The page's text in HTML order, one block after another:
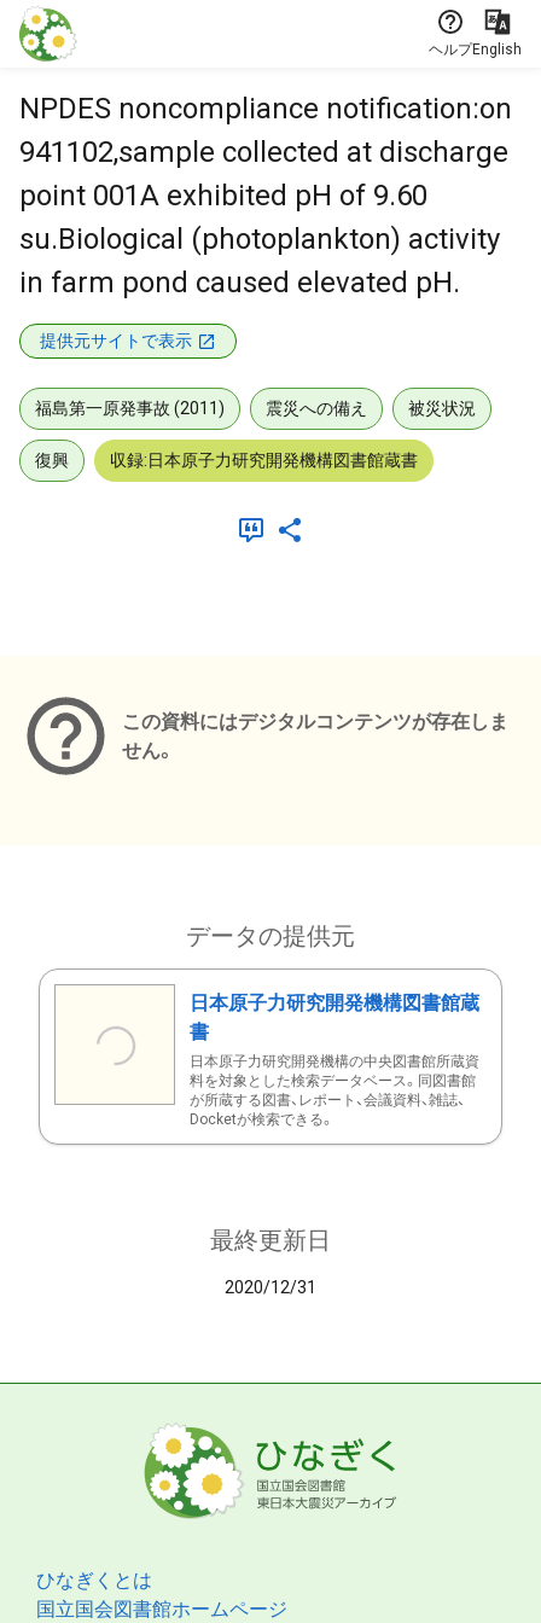
本文に飛ぶ
ヘルプEnglish
NPDES noncompliance notification:on
941102,sample collected at discharge
point 001A exhibited pH of 9.60
su.Biological (photoplankton) activity
in farm pond caused elevated pH.
提供元サイトで表示
福島第一原発事故 (2011) 震災への備え 被災状況
復興 収録:日本原子力研究開発機構図書館蔵書
この資料にはデジタルコンテンツが存在しま
せん。
データの提供元
日本原子力研究開発機構図書館蔵
書
日本原子力研究開発機構の中央図書館所蔵資
料を対象とした検索データベース。同図書館
が所蔵する図書、レポート、会議資料、雑誌、
Docketが検索できる。
最終更新日
2020/12/31
ひなぎくとは
国立国会図書館ホームページ